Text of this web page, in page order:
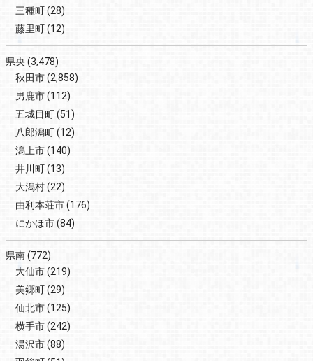
三種町(28)
藤里町(12)
県央(3,478)
秋田市(2,858)
男鹿市(112)
五城目町(51)
八郎潟町(12)
潟上市(140)
井川町(13)
大潟村(22)
由利本荘市(176)
にかほ市(84)
県南(772)
大仙市(219)
美郷町(29)
仙北市(125)
横手市(242)
湯沢市(88)